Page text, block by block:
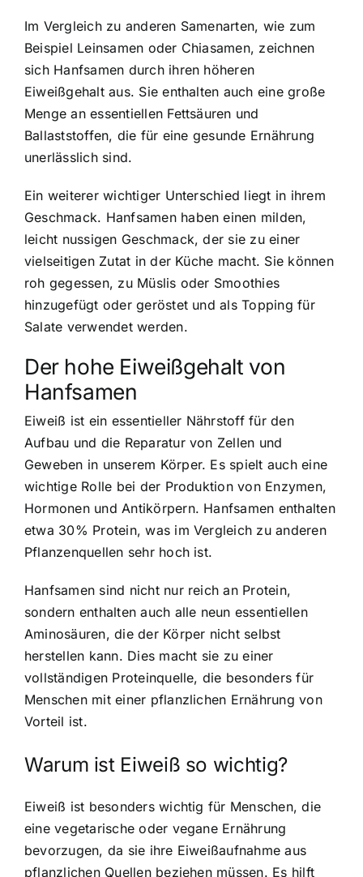
Im Vergleich zu anderen Samenarten, wie zum
Beispiel Leinsamen oder Chiasamen, zeichnen
sich Hanfsamen durch ihren höheren
Eiweißgehalt aus. Sie enthalten auch eine große
Menge an essentiellen Fettsäuren und
Ballaststoffen, die für eine gesunde Ernährung
unerlässlich sind.
Ein weiterer wichtiger Unterschied liegt in ihrem
Geschmack. Hanfsamen haben einen milden,
leicht nussigen Geschmack, der sie zu einer
vielseitigen Zutat in der Küche macht. Sie können
roh gegessen, zu Müslis oder Smoothies
hinzugefügt oder geröstet und als Topping für
Salate verwendet werden.
Der hohe Eiweißgehalt von
Hanfsamen
Eiweiß ist ein essentieller Nährstoff für den
Aufbau und die Reparatur von Zellen und
Geweben in unserem Körper. Es spielt auch eine
wichtige Rolle bei der Produktion von Enzymen,
Hormonen und Antikörpern. Hanfsamen enthalten
etwa 30% Protein, was im Vergleich zu anderen
Pflanzenquellen sehr hoch ist.
Hanfsamen sind nicht nur reich an Protein,
sondern enthalten auch alle neun essentiellen
Aminosäuren, die der Körper nicht selbst
herstellen kann. Dies macht sie zu einer
vollständigen Proteinquelle, die besonders für
Menschen mit einer pflanzlichen Ernährung von
Vorteil ist.
Warum ist Eiweiß so wichtig?
Eiweiß ist besonders wichtig für Menschen, die
eine vegetarische oder vegane Ernährung
bevorzugen, da sie ihre Eiweißaufnahme aus
pflanzlichen Quellen beziehen müssen. Es hilft